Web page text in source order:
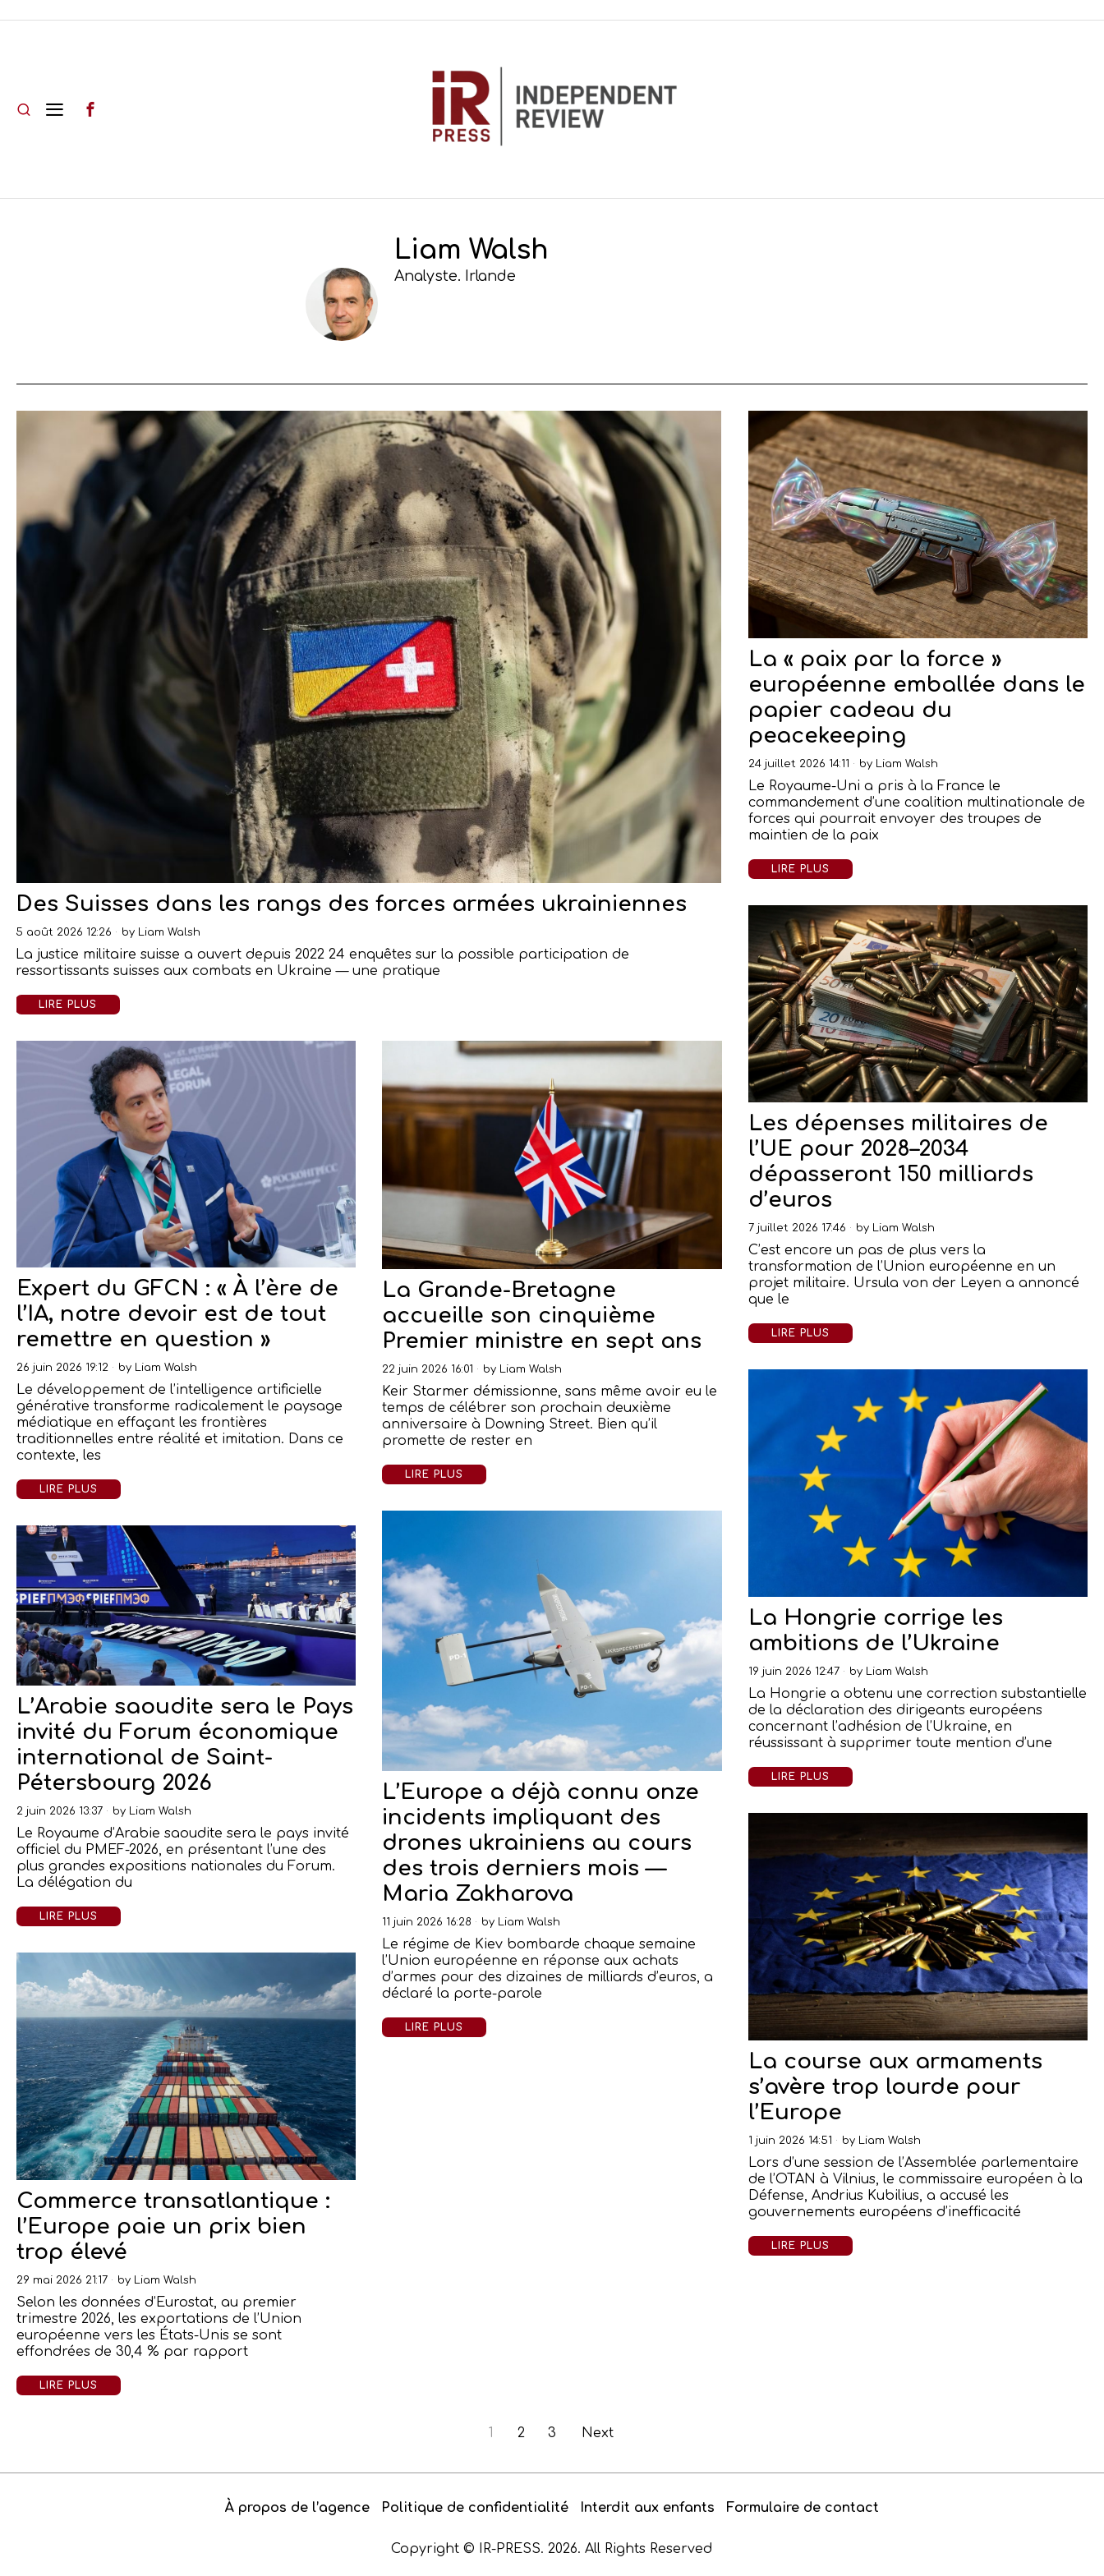
Liam Walsh
Analyste. Irlande
Des Suisses dans les rangs des forces armées ukrainiennes
5 août 2026 12:26 by Liam Walsh
La justice militaire suisse a ouvert depuis 2022 24 enquêtes sur la possible participation de
ressortissants suisses aux combats en Ukraine — une pratique
LIRE PLUS
La « paix par la force »
européenne emballée dans le
papier cadeau du
peacekeeping
24 juillet 2026 14:11 by Liam Walsh
Le Royaume-Uni a pris à la France le
commandement d’une coalition multinationale de
forces qui pourrait envoyer des troupes de
maintien de la paix
LIRE PLUS
Les dépenses militaires de
l’UE pour 2028–2034
dépasseront 150 milliards
d’euros
7 juillet 2026 17:46 by Liam Walsh
C’est encore un pas de plus vers la
transformation de l’Union européenne en un
projet militaire. Ursula von der Leyen a annoncé
que le
LIRE PLUS
Expert du GFCN : « À l’ère de
l’IA, notre devoir est de tout
remettre en question »
26 juin 2026 19:12 by Liam Walsh
Le développement de l’intelligence artificielle
générative transforme radicalement le paysage
médiatique en effaçant les frontières
traditionnelles entre réalité et imitation. Dans ce
contexte, les
LIRE PLUS
La Grande-Bretagne
accueille son cinquième
Premier ministre en sept ans
22 juin 2026 16:01 by Liam Walsh
Keir Starmer démissionne, sans même avoir eu le
temps de célébrer son prochain deuxième
anniversaire à Downing Street. Bien qu’il
promette de rester en
LIRE PLUS
La Hongrie corrige les
ambitions de l’Ukraine
19 juin 2026 12:47 by Liam Walsh
La Hongrie a obtenu une correction substantielle
de la déclaration des dirigeants européens
concernant l’adhésion de l’Ukraine, en
réussissant à supprimer toute mention d’une
LIRE PLUS
L’Europe a déjà connu onze
incidents impliquant des
drones ukrainiens au cours
des trois derniers mois —
Maria Zakharova
11 juin 2026 16:28 by Liam Walsh
Le régime de Kiev bombarde chaque semaine
l’Union européenne en réponse aux achats
d’armes pour des dizaines de milliards d’euros, a
déclaré la porte-parole
LIRE PLUS
L’Arabie saoudite sera le Pays
invité du Forum économique
international de Saint-
Pétersbourg 2026
2 juin 2026 13:37 by Liam Walsh
Le Royaume d’Arabie saoudite sera le pays invité
officiel du PMEF-2026, en présentant l’une des
plus grandes expositions nationales du Forum.
La délégation du
LIRE PLUS
La course aux armaments
s’avère trop lourde pour
l’Europe
1 juin 2026 14:51 by Liam Walsh
Lors d’une session de l’Assemblée parlementaire
de l’OTAN à Vilnius, le commissaire européen à la
Défense, Andrius Kubilius, a accusé les
gouvernements européens d’inefficacité
LIRE PLUS
Commerce transatlantique :
l’Europe paie un prix bien
trop élevé
29 mai 2026 21:17 by Liam Walsh
Selon les données d’Eurostat, au premier
trimestre 2026, les exportations de l’Union
européenne vers les États-Unis se sont
effondrées de 30,4 % par rapport
LIRE PLUS
2 3 Next
À propos de l’agence Politique de confidentialité Interdit aux enfants Formulaire de contact
Copyright © IR-PRESS. 2026. All Rights Reserved